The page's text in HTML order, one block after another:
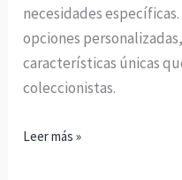
necesidades
opciones
características únicas
coleccionistas.
Leer más »